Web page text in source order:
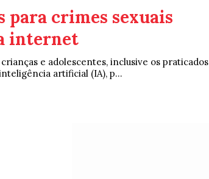
para crimes sexuais
internet
e adolescentes, inclusive os praticados
artificial (IA), p...